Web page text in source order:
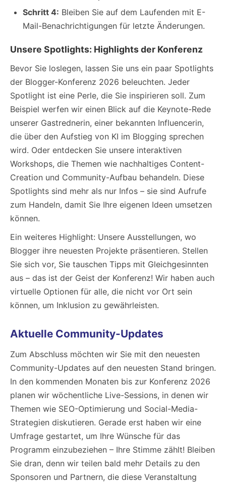
Schritt 4: Bleiben Sie auf dem Laufenden mit E-
Mail-Benachrichtigungen für letzte Änderungen.
Unsere Spotlights: Highlights der Konferenz
Bevor Sie loslegen, lassen Sie uns ein paar Spotlights
der Blogger-Konferenz 2026 beleuchten. Jeder
Spotlight ist eine Perle, die Sie inspirieren soll. Zum
Beispiel werfen wir einen Blick auf die Keynote-Rede
unserer Gastrednerin, einer bekannten Influencerin,
die über den Aufstieg von KI im Blogging sprechen
wird. Oder entdecken Sie unsere interaktiven
Workshops, die Themen wie nachhaltiges Content-
Creation und Community-Aufbau behandeln. Diese
Spotlights sind mehr als nur Infos – sie sind Aufrufe
zum Handeln, damit Sie Ihre eigenen Ideen umsetzen
können.
Ein weiteres Highlight: Unsere Ausstellungen, wo
Blogger ihre neuesten Projekte präsentieren. Stellen
Sie sich vor, Sie tauschen Tipps mit Gleichgesinnten
aus – das ist der Geist der Konferenz! Wir haben auch
virtuelle Optionen für alle, die nicht vor Ort sein
können, um Inklusion zu gewährleisten.
Aktuelle Community-Updates
Zum Abschluss möchten wir Sie mit den neuesten
Community-Updates auf den neuesten Stand bringen.
In den kommenden Monaten bis zur Konferenz 2026
planen wir wöchentliche Live-Sessions, in denen wir
Themen wie SEO-Optimierung und Social-Media-
Strategien diskutieren. Gerade erst haben wir eine
Umfrage gestartet, um Ihre Wünsche für das
Programm einzubeziehen – Ihre Stimme zählt! Bleiben
Sie dran, denn wir teilen bald mehr Details zu den
Sponsoren und Partnern, die diese Veranstaltung